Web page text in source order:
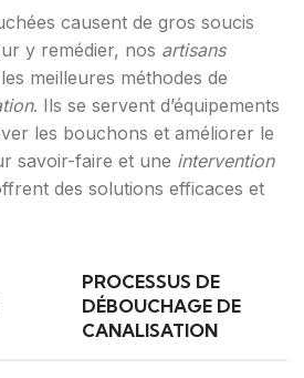
causent de gros soucis
y remédier, nos artisans
meilleures méthodes de
. Ils se servent d’équipements
les bouchons et améliorer le
savoir-faire et une intervention
des solutions efficaces et
PROCESSUS DE
DÉBOUCHAGE DE
CANALISATION